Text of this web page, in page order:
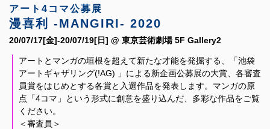
アート4コマ公募展
漫喜利 -MANGIRI- 2020
20/07/17[金]-20/07/19[日] @ 東京芸術劇場 5F Gallery2
アートとマンガの垣根を超えて新たな才能を発掘する、「池袋
アートギャザリング(!AG) 」による新企画公募展の大賞、各審査
員賞をはじめとする各賞と入選作品を発表します。マンガの原
点「4コマ」という形式に創意を盛り込んだ、多彩な作品をご覧
ください。
＜審査員＞